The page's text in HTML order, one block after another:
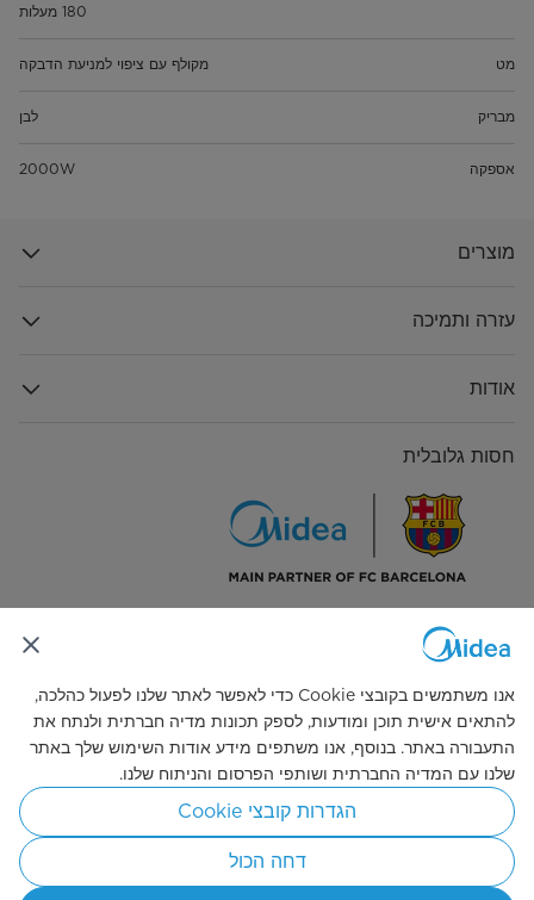
180 מעלות
מט מקולף עם ציפוי למניעת הדבקה
מבריק לבן
אספקה 2000W
מוצרים
עזרה ותמיכה
אודות
חסות גלובלית
התחבר אלינו
Simply ideal
© 2026 זכויות היוצרים שייכות ל-Midea. כל הזכויות שמורות.
אנו משתמשים בקובצי Cookie כדי לאפשר לאתר שלנו לפעול כהלכה,
להתאים אישית תוכן ומודעות, לספק תכונות מדיה חברתית ולנתח את
התעבורה באתר. בנוסף, אנו משתפים מידע אודות השימוש שלך באתר
שלנו עם המדיה החברתית ושותפי הפרסום והניתוח שלנו.
הגדרות קובצי Cookie
דחה הכול